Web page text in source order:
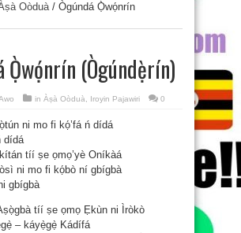
Oòduà/ Ògúndá Ọ̀wọ́nrín
Ọ̀wọ́nrín (Ògúndẹ̀rín)
in Àṣà Oòduà Iroyin Pajawiri 0
ni mo fi kọ́’fá ń dídá
dídá
tíí ṣe ọmọ’yè Oníkàá
ni mo fi kọ́bò ní gbígbà
gbígbà
tíí ṣe ọmọ Ẹkùn ni Ìròkò
– káyẹ̀gẹ̀ Kádífá